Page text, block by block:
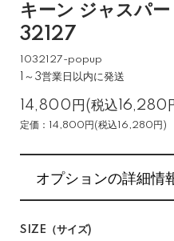
キーン ジャスパ
32127
1032127-popup
1～3営業日以内に発送
14,800円(税込16,280
定価：14,800円(税込16,280円)
オプションの詳細情
SIZE（サイズ)